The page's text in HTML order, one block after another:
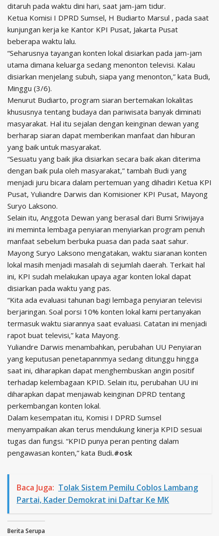
ditaruh pada waktu dini hari, saat jam-jam tidur.
Ketua Komisi I DPRD Sumsel, H Budiarto Marsul , pada saat
kunjungan kerja ke Kantor KPI Pusat, Jakarta Pusat
beberapa waktu lalu.
“Seharusnya tayangan konten lokal disiarkan pada jam-jam
utama dimana keluarga sedang menonton televisi. Kalau
disiarkan menjelang subuh, siapa yang menonton,” kata Budi,
Minggu (3/6).
Menurut Budiarto, program siaran bertemakan lokalitas
khususnya tentang budaya dan pariwisata banyak diminati
masyarakat. Hal itu sejalan dengan keinginan dewan yang
berharap siaran dapat memberikan manfaat dan hiburan
yang baik untuk masyarakat.
“Sesuatu yang baik jika disiarkan secara baik akan diterima
dengan baik pula oleh masyarakat,” tambah Budi yang
menjadi juru bicara dalam pertemuan yang dihadiri Ketua KPI
Pusat, Yuliandre Darwis dan Komisioner KPI Pusat, Mayong
Suryo Laksono.
Selain itu, Anggota Dewan yang berasal dari Bumi Sriwijaya
ini meminta lembaga penyiaran menyiarkan program penuh
manfaat sebelum berbuka puasa dan pada saat sahur.
Mayong Suryo Laksono mengatakan, waktu siaranan konten
lokal masih menjadi masalah di sejumlah daerah. Terkait hal
ini, KPI sudah melakukan upaya agar konten lokal dapat
disiarkan pada waktu yang pas.
“Kita ada evaluasi tahunan bagi lembaga penyiaran televisi
berjaringan. Soal porsi 10% konten lokal kami pertanyakan
termasuk waktu siarannya saat evaluasi. Catatan ini menjadi
rapot buat televisi,” kata Mayong.
Yuliandre Darwis menambahkan, perubahan UU Penyiaran
yang keputusan penetapannmya sedang ditunggu hingga
saat ini, diharapkan dapat menghembuskan angin positif
terhadap kelembagaan KPID. Selain itu, perubahan UU ini
diharapkan dapat menjawab keinginan DPRD tentang
perkembangan konten lokal.
Dalam kesempatan itu, Komisi I DPRD Sumsel
menyampaikan akan terus mendukung kinerja KPID sesuai
tugas dan fungsi. “KPID punya peran penting dalam
pengawasan konten,” kata Budi.#osk
Baca Juga: Tolak Sistem Pemilu Coblos Lambang
Partai, Kader Demokrat ini Daftar Ke MK
Berita Serupa